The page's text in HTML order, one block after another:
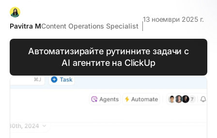
Pavitra MContent Operations Specialist
13 ноември 2025 г.
Автоматизирайте рутинните задачи с
AI агентите на ClickUp